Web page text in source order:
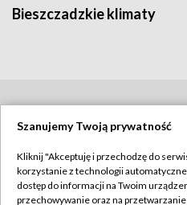
Bieszczadzkie klimaty
BIAŁYSTOK /
GORZÓW WLKP.
KRAKÓW / LUBLIN /
Szanujemy Twoją prywatność
Kliknij "Akceptuję i przechodzę do
korzystanie z technologii
dostęp do informacji na Twoim
przechowywanie oraz na